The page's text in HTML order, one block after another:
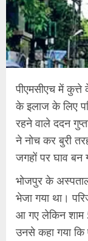
पीएमसीएच में कुत्ते
के इलाज के लिए
रहने वाले ददन
ने नोच कर बुरी
जगहों पर घाव
भोजपुर के
भेजा गया था।
आ गए लेकिन शाम
उनसे कहा गया कि